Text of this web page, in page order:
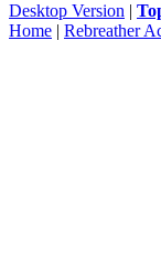
Desktop Version |
Home | Rebreather